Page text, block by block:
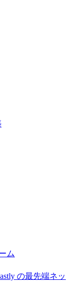
ム
の最先端ネッ